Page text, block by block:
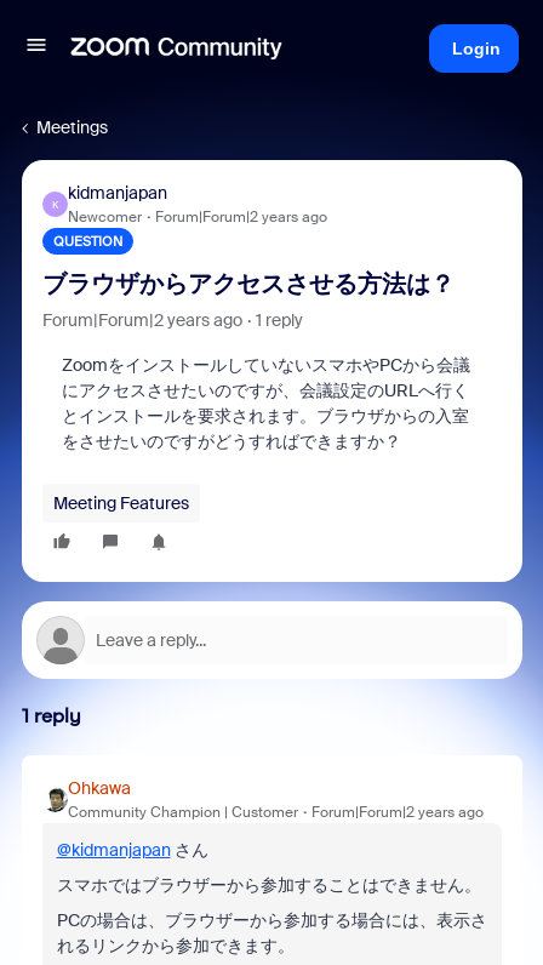
Login
Meetings
K
kidmanjapan
Newcomer Forum|Forum|2 years ago
QUESTION
ブラウザからアクセスさせる方法は？
Forum|Forum|2 years ago 1 reply
ZoomをインストールしていないスマホやPCから会議
にアクセスさせたいのですが、会議設定のURLへ行く
とインストールを要求されます。ブラウザからの入室
をさせたいのですがどうすればできますか？
Meeting Features
1 reply
Ohkawa
Community Champion | Customer Forum|Forum|2 years ago
@kidmanjapanさん
スマホではブラウザーから参加することはできません。
PCの場合は、ブラウザーから参加する場合には、表示さ
れるリンクから参加できます。